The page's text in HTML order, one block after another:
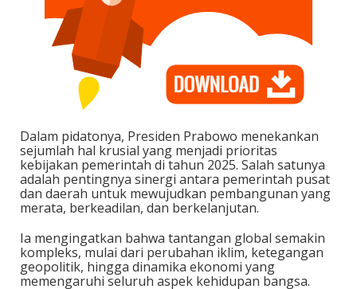
Dalam pidatonya, Presiden Prabowo menekankan
sejumlah hal krusial yang menjadi prioritas
kebijakan pemerintah di tahun 2025. Salah satunya
adalah pentingnya sinergi antara pemerintah pusat
dan daerah untuk mewujudkan pembangunan yang
merata, berkeadilan, dan berkelanjutan.
Ia mengingatkan bahwa tantangan global semakin
kompleks, mulai dari perubahan iklim, ketegangan
geopolitik, hingga dinamika ekonomi yang
memengaruhi seluruh aspek kehidupan bangsa.